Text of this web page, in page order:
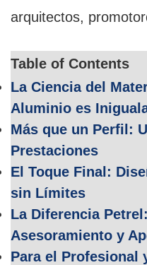
arquitectos,
Table of Contents
La Ciencia del
Aluminio es
Más que un Perfil:
Prestaciones
El Toque Final:
sin Límites
La Diferencia
Asesoramiento y
Para el Profesional